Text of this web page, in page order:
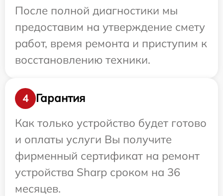
После полной диагностики мы
предоставим на утверждение смету
работ, время ремонта и приступим к
восстановлению техники.
4
Гарантия
Как только устройство будет готово
и оплаты услуги Вы получите
фирменный сертификат на ремонт
устройства Sharp сроком на 36
месяцев.